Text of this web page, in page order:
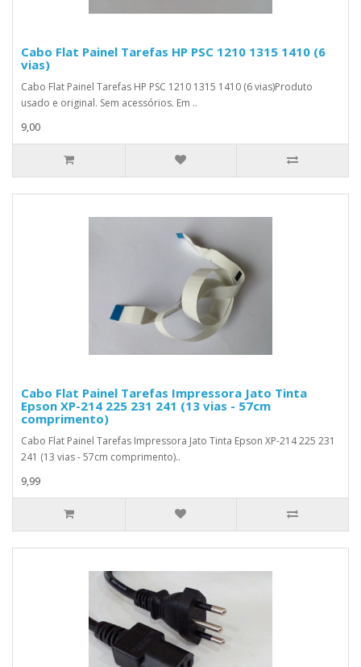
Cabo Flat Painel Tarefas HP PSC 1210 1315 1410 (6
vias)
Cabo Flat Painel Tarefas HP PSC 1210 1315 1410 (6 vias)Produto
usado e original. Sem acessórios. Em ..
9,00
Cabo Flat Painel Tarefas Impressora Jato Tinta
Epson XP-214 225 231 241 (13 vias - 57cm
comprimento)
Cabo Flat Painel Tarefas Impressora Jato Tinta Epson XP-214 225 231
241 (13 vias - 57cm comprimento)..
9,99